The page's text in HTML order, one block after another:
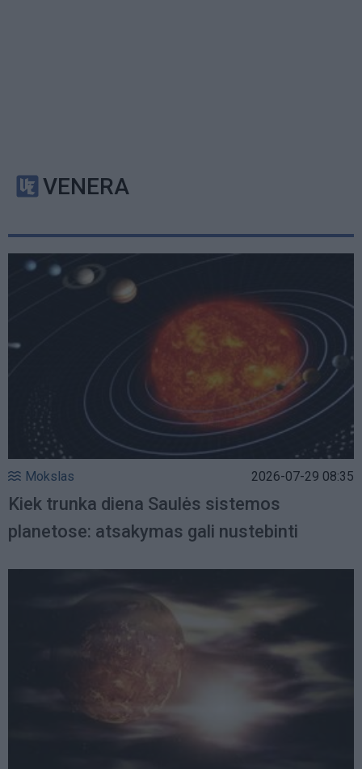
VENERA
Mokslas 2026-07-29 08:35
Kiek trunka diena Saulės sistemos
planetose: atsakymas gali nustebinti